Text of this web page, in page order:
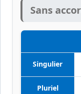
Sans
Singulier
Pluriel